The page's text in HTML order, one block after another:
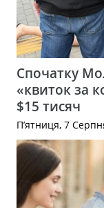
Спочатку
«квиток за
$15 тисяч
П’ятниця, 7